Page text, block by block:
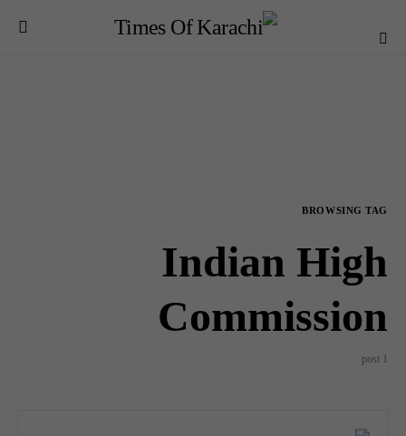
BROWSING TAG
Indian High
Commission
1 post